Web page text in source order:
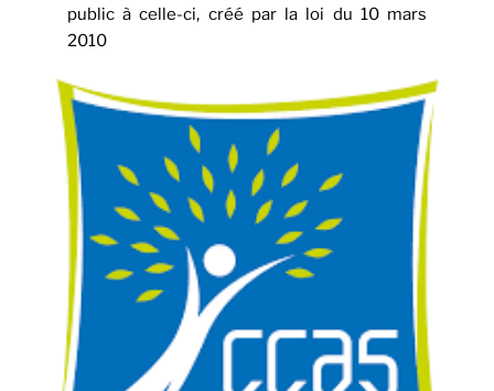
public à celle-ci, créé par la loi du 10 mars
2010